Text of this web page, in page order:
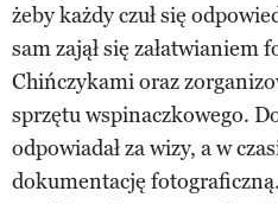
żeby każdy czuł się
sam zajął się
Chińczykami oraz
sprzętu wspinaczkowego.
odpowiadał za wizy, a w
dokumentację